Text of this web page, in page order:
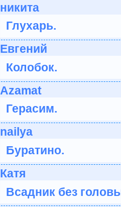
никита
Глухарь.
Евгений
Колобок.
Azamat
Герасим.
nailya
Буратино.
Катя
Всадник без